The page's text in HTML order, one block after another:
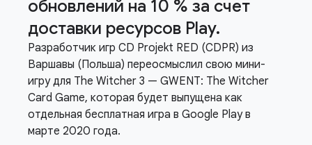
обновлений на 10 % за счет
доставки ресурсов Play.
Разработчик игр CD Projekt RED (CDPR) из
Варшавы (Польша) переосмыслил свою мини-
игру для The Witcher 3 — GWENT: The Witcher
Card Game, которая будет выпущена как
отдельная бесплатная игра в Google Play в
марте 2020 года.